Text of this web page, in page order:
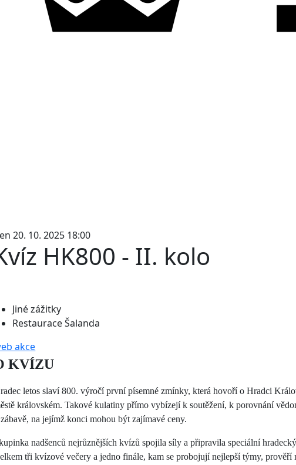
20. 10. 2025 18:00
HK800 - II. kolo
Jiné zážitky
Restaurace Šalanda
akce
KVÍZU
letos slaví 800. výročí první písemné zmínky, která hovoří o Hradci
královském. Takové kulatiny přímo vybízejí k soutěžení, k porovnání
na jejímž konci mohou být zajímavé ceny.
nadšenců nejrůznějších kvízů spojila síly a připravila speciální
tři kvízové večery a jedno finále, kam se probojují nejlepší týmy, prověří